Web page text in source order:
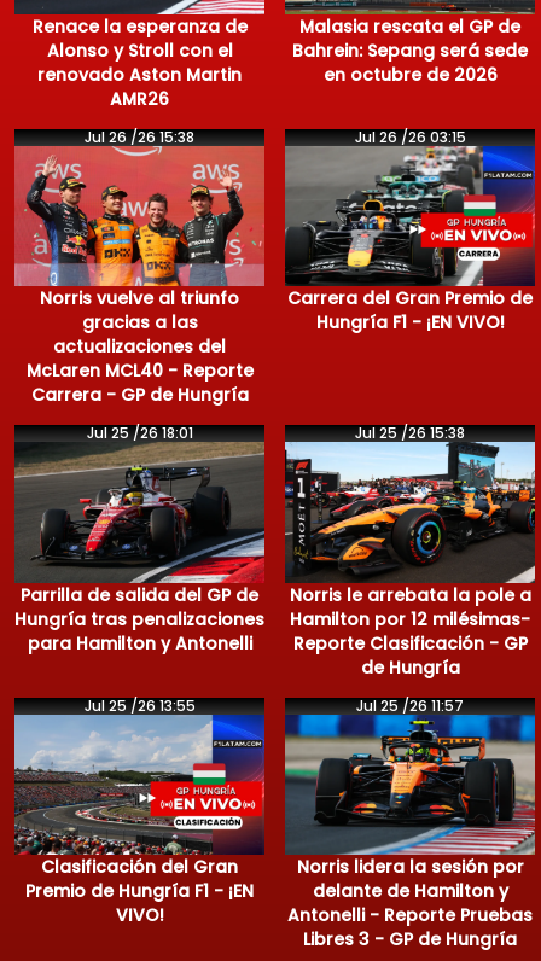
Renace la esperanza de
Alonso y Stroll con el
renovado Aston Martin
AMR26
Malasia rescata el GP de
Bahrein: Sepang será sede
en octubre de 2026
Jul 26 /26 15:38
Norris vuelve al triunfo
gracias a las
actualizaciones del
McLaren MCL40 - Reporte
Carrera - GP de Hungría
Jul 26 /26 03:15
Carrera del Gran Premio de
Hungría F1 - ¡EN VIVO!
Jul 25 /26 18:01
Parrilla de salida del GP de
Hungría tras penalizaciones
para Hamilton y Antonelli
Jul 25 /26 15:38
Norris le arrebata la pole a
Hamilton por 12 milésimas-
Reporte Clasificación - GP
de Hungría
Jul 25 /26 13:55
Clasificación del Gran
Premio de Hungría F1 - ¡EN
VIVO!
Jul 25 /26 11:57
Norris lidera la sesión por
delante de Hamilton y
Antonelli - Reporte Pruebas
Libres 3 - GP de Hungría